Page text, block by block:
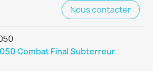
Nous contacter
Combat Final Subterreur